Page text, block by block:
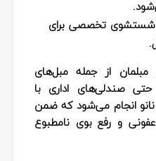
تخصصی برای
از جمله مبل‌های
صندلی‌های اداری با
انجام می‌شود که ضمن
و رفع بوی نامطبوع